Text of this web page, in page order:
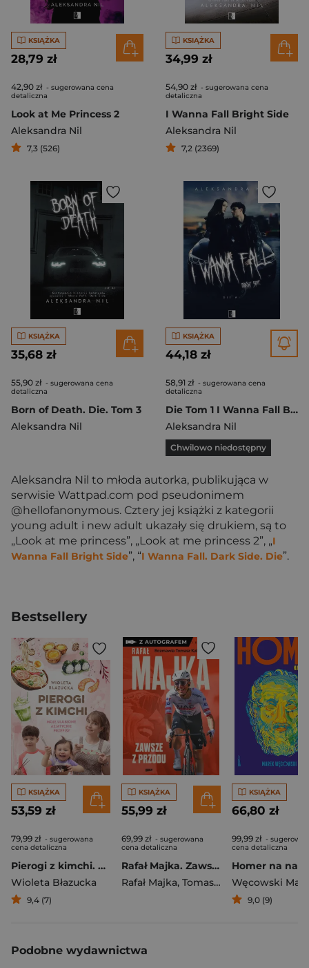
KSIĄŻKA
28,79 zł
42,90 zł - sugerowana cena
detaliczna
Look at Me Princess 2
Aleksandra Nil
7,3 (526)
KSIĄŻKA
34,99 zł
54,90 zł - sugerowana cena
detaliczna
I Wanna Fall Bright Side
Aleksandra Nil
7,2 (2369)
KSIĄŻKA
35,68 zł
55,90 zł - sugerowana cena
detaliczna
Born of Death. Die. Tom 3
Aleksandra Nil
KSIĄŻKA
44,18 zł
58,91 zł - sugerowana cena
detaliczna
Die Tom 1 I Wanna Fall Bright Side
Aleksandra Nil
Chwilowo niedostępny
Aleksandra Nil to młoda autorka, publikująca w
serwisie Wattpad.com pod pseudonimem
@hellofanonymous. Cztery jej książki z kategorii
young adult i new adult ukazały się drukiem, są to
„Look at me princess”, „Look at me princess 2”, „I
Wanna Fall Bright Side”, “I Wanna Fall. Dark Side. Die”.
Bestsellery
KSIĄŻKA
53,59 zł
79,99 zł - sugerowana
cena detaliczna
Pierogi z kimchi. Moje ulubione azjatyckie przepisy
Wioleta Błazucka
9,4 (7)
KSIĄŻKA
55,99 zł
69,99 zł - sugerowana
cena detaliczna
Rafał Majka. Zawsze z przodu. Rozmawia Tomasz Kalemba - książka z autografem
Rafał Majka, Tomasz Kalemba
KSIĄŻKA
66,80 zł
99,99 zł -
cena detaliczna
Węcowski
9,0 (9)
Podobne wydawnictwa